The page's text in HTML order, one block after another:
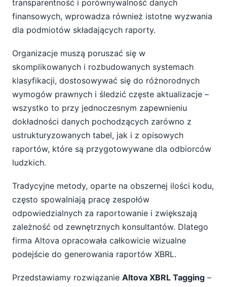
transparentność i porównywalność danych
finansowych, wprowadza również istotne wyzwania
dla podmiotów składających raporty.
Organizacje muszą poruszać się w
skomplikowanych i rozbudowanych systemach
klasyfikacji, dostosowywać się do różnorodnych
wymogów prawnych i śledzić częste aktualizacje –
wszystko to przy jednoczesnym zapewnieniu
dokładności danych pochodzących zarówno z
ustrukturyzowanych tabel, jak i z opisowych
raportów, które są przygotowywane dla odbiorców
ludzkich.
Tradycyjne metody, oparte na obszernej ilości kodu,
często spowalniają pracę zespołów
odpowiedzialnych za raportowanie i zwiększają
zależność od zewnętrznych konsultantów. Dlatego
firma Altova opracowała całkowicie wizualne
podejście do generowania raportów XBRL.
Przedstawiamy rozwiązanie Altova XBRL Tagging –